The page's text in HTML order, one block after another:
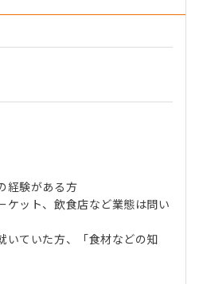
経験がある方
ケット、飲食店など業態は問い
いていた方、「食材などの知